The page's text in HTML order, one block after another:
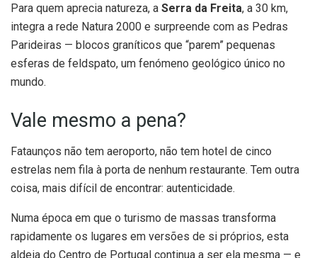
Para quem aprecia natureza, a Serra da Freita, a 30 km,
integra a rede Natura 2000 e surpreende com as Pedras
Parideiras — blocos graníticos que “parem” pequenas
esferas de feldspato, um fenómeno geológico único no
mundo.
Vale mesmo a pena?
Fataunços não tem aeroporto, não tem hotel de cinco
estrelas nem fila à porta de nenhum restaurante. Tem outra
coisa, mais difícil de encontrar: autenticidade.
Numa época em que o turismo de massas transforma
rapidamente os lugares em versões de si próprios, esta
aldeia do Centro de Portugal continua a ser ela mesma — e